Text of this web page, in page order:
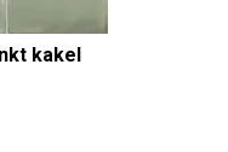
kakel